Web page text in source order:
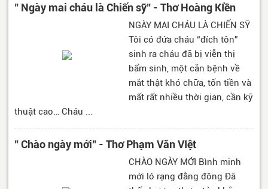
" Ngày mai cháu là Chiến sỹ" - Thơ Hoàng KIền
NGÀY MAI CHÁU LÀ CHIẾN SỸ
Tôi có đứa cháu “đích tôn”
sinh ra cháu đã bị viễn thị
bẩm sinh, một căn bệnh về
mắt thật khó chữa, tốn tiền và
mất rất nhiều thời gian, cần kỹ
thuật cao… Cháu ...
" Chào ngày mới" - Thơ Phạm Văn VIệt
CHÀO NGÀY MỚI Bình minh
mới ló rạng đằng đông Đã